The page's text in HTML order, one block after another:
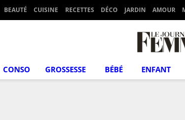
BEAUTÉ CUISINE RECETTES DÉCO JARDIN AMOUR
CONSO GROSSESSE BÉBÉ ENFANT